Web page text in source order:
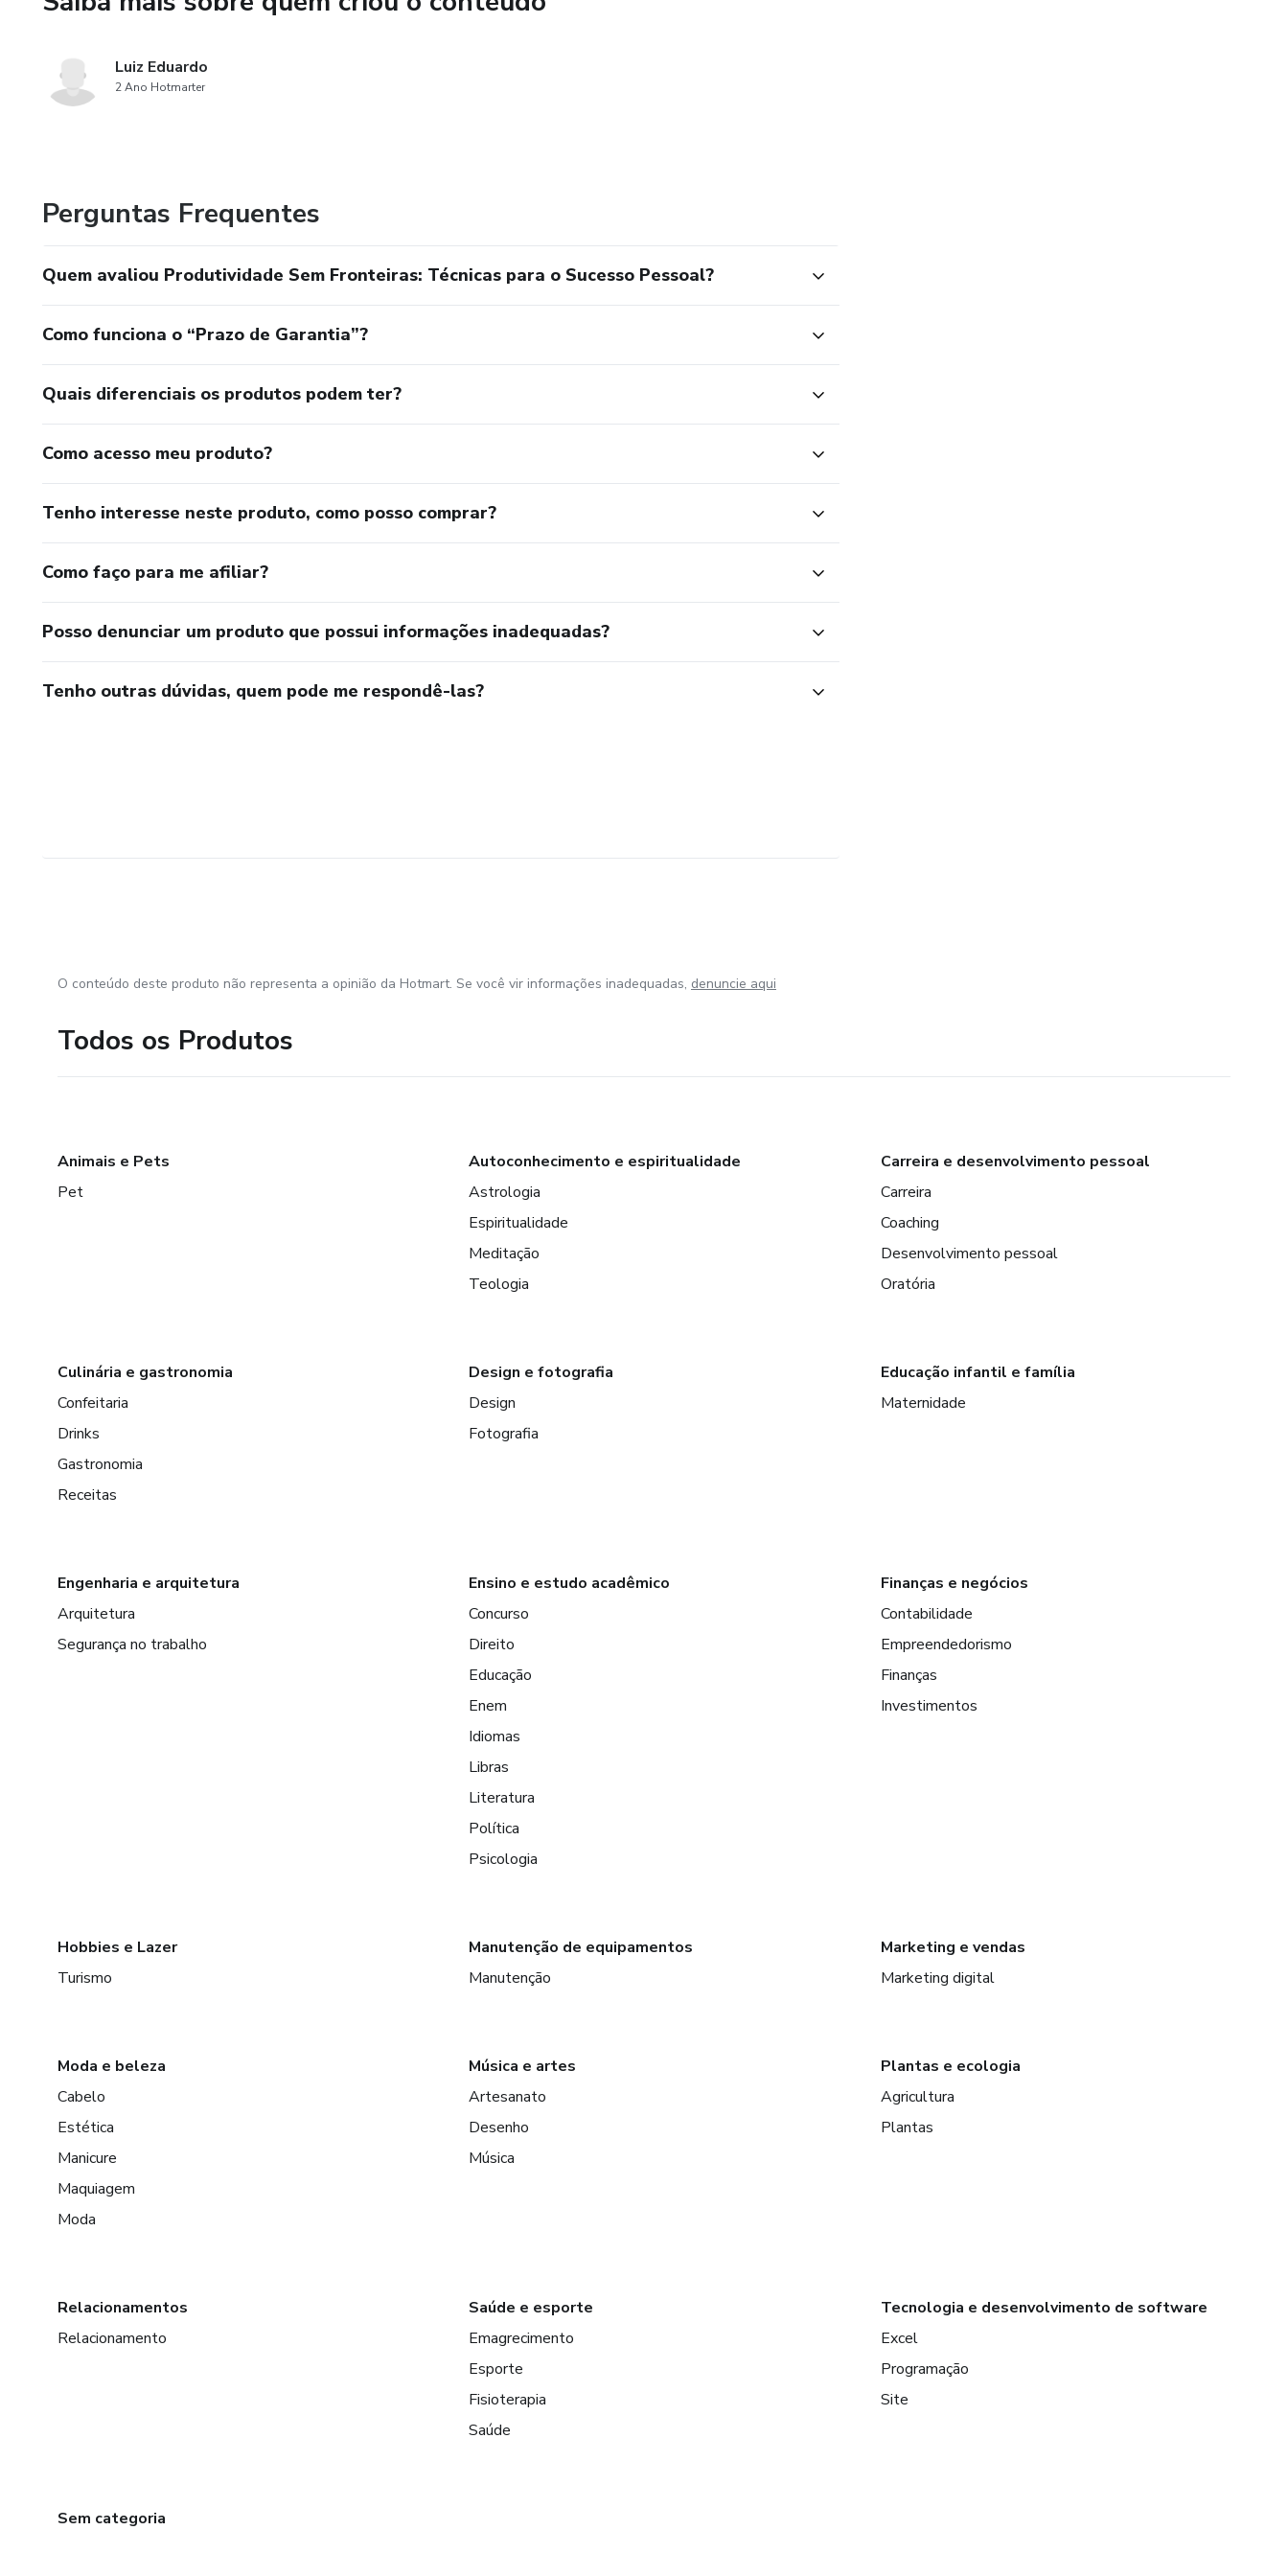
📖 Se você quer elevar sua produtividade a outro nível e transformar sua vida pessoal e
profissional, este livro é para você!
Luiz Eduardo
2 Ano Hotmarter
Perguntas Frequentes
Quem avaliou Produtividade Sem Fronteiras: Técnicas para o Sucesso Pessoal?
Como funciona o “Prazo de Garantia”?
Quais diferenciais os produtos podem ter?
Como acesso meu produto?
Tenho interesse neste produto, como posso comprar?
Como faço para me afiliar?
Posso denunciar um produto que possui informações inadequadas?
Tenho outras dúvidas, quem pode me respondê-las?
O conteúdo deste produto não representa a opinião da Hotmart. Se você vir informações inadequadas, denuncie aqui
Todos os Produtos
Animais e Pets
Pet
Autoconhecimento e espiritualidade
Astrologia
Espiritualidade
Meditação
Teologia
Carreira e desenvolvimento pessoal
Carreira
Coaching
Desenvolvimento pessoal
Oratória
Culinária e gastronomia
Confeitaria
Drinks
Gastronomia
Receitas
Design e fotografia
Design
Fotografia
Educação infantil e família
Maternidade
Engenharia e arquitetura
Arquitetura
Segurança no trabalho
Ensino e estudo acadêmico
Concurso
Direito
Educação
Enem
Idiomas
Libras
Literatura
Política
Psicologia
Finanças e negócios
Contabilidade
Empreendedorismo
Finanças
Investimentos
Hobbies e Lazer
Turismo
Manutenção de equipamentos
Manutenção
Marketing e vendas
Marketing digital
Moda e beleza
Cabelo
Estética
Manicure
Maquiagem
Moda
Música e artes
Artesanato
Desenho
Música
Plantas e ecologia
Agricultura
Plantas
Relacionamentos
Relacionamento
Saúde e esporte
Emagrecimento
Esporte
Fisioterapia
Saúde
Tecnologia e desenvolvimento de software
Excel
Programação
Site
Sem categoria